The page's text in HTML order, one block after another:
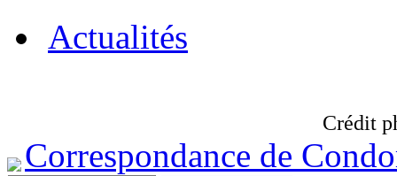
Actualités
Crédit
Correspondance de